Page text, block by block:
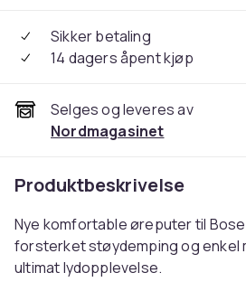
Sikker betaling
14 dagers åpent kjøp
Selges og leveres av
Nordmagasinet
Produktbeskrivelse
Nye komfortable øreputer til
forsterket støydemping og enkel
ultimat lydopplevelse.